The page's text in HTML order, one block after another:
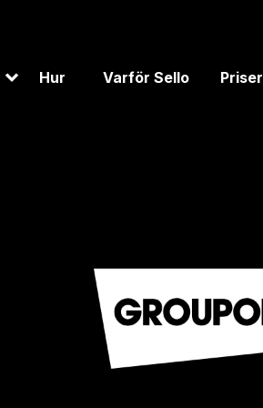
Hur Varför Sello Priser